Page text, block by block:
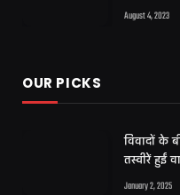
August 4, 2023
OUR PICKS
विवादों के
तस्वीरें हुईं
January 2, 2025